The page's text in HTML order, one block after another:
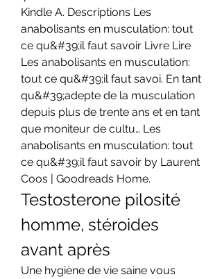
Kindle A. Descriptions Les
anabolisants en musculation: tout
ce qu&#39;il faut savoir Livre Lire
Les anabolisants en musculation:
tout ce qu&#39;il faut savoi. En tant
qu&#39;adepte de la musculation
depuis plus de trente ans et en tant
que moniteur de cultu… Les
anabolisants en musculation: tout
ce qu&#39;il faut savoir by Laurent
Coos | Goodreads Home.
Testosterone pilosité
homme, stéroides
avant après
Une hygiène de vie saine vous